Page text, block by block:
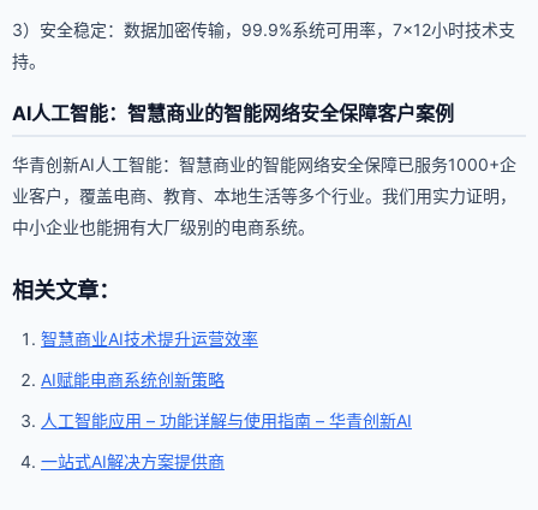
3）安全稳定：数据加密传输，99.9%系统可用率，7×12小时技术支
持。
AI人工智能：智慧商业的智能网络安全保障客户案例
华青创新AI人工智能：智慧商业的智能网络安全保障已服务1000+企
业客户，覆盖电商、教育、本地生活等多个行业。我们用实力证明，
中小企业也能拥有大厂级别的电商系统。
相关文章：
智慧商业AI技术提升运营效率
AI赋能电商系统创新策略
人工智能应用 – 功能详解与使用指南 – 华青创新AI
一站式AI解决方案提供商